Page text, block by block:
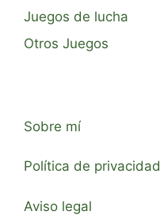
Juegos de lucha
Otros Juegos
Sobre mí
Política de privacidad
Aviso legal